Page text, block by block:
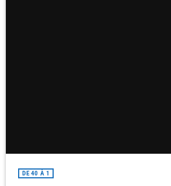
DE 40 À 1